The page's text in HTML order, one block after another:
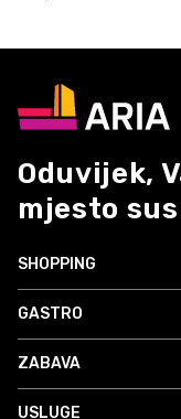
Oduvijek,
mjesto
SHOPPING
GASTRO
ZABAVA
USLUGE